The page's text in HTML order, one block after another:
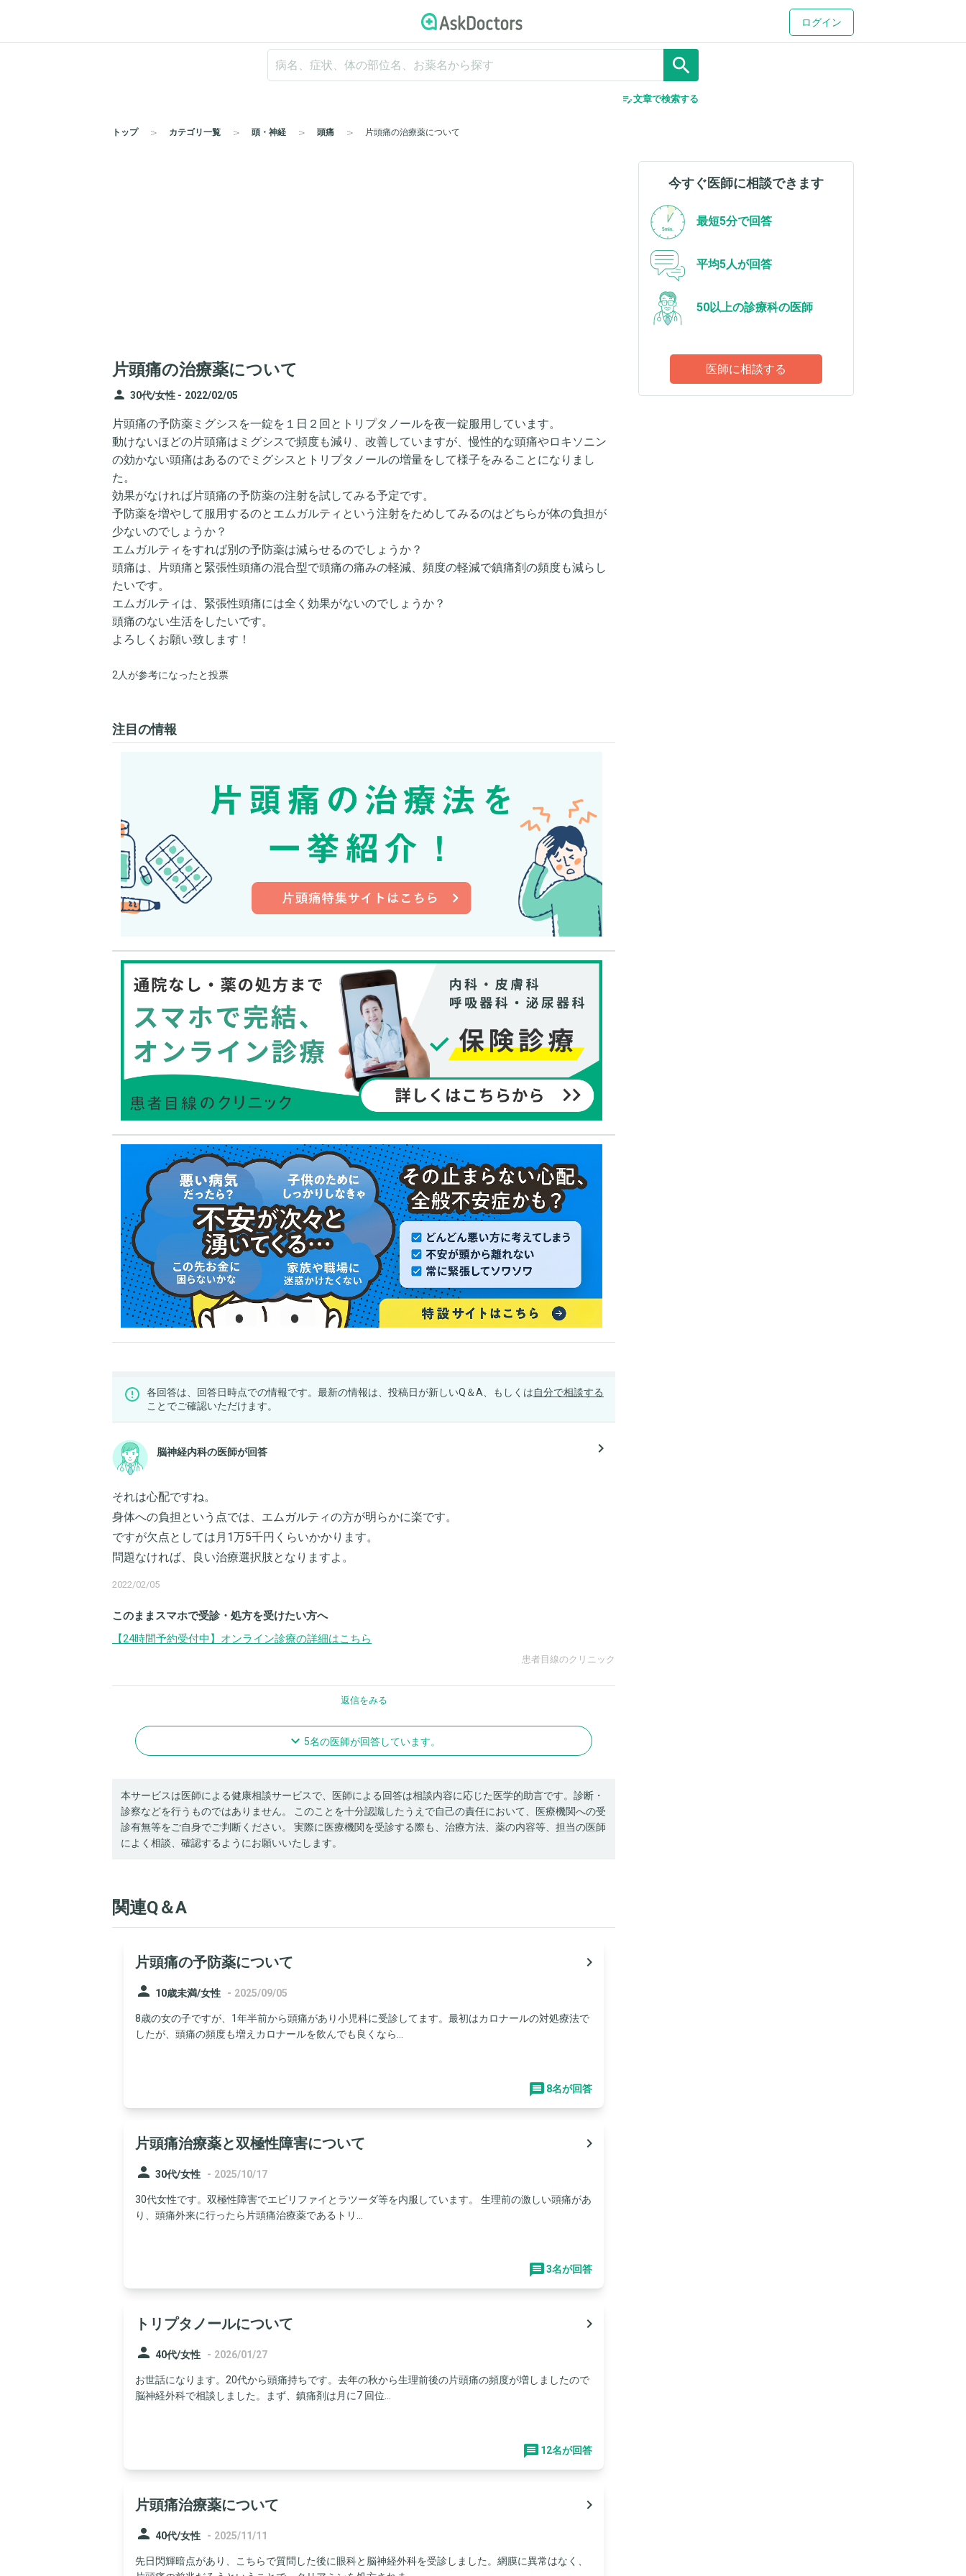
ログイン
search
edit_note文章で検索する
トップ カテゴリ一覧 頭・神経 頭痛 片頭痛の治療薬について
片頭痛の治療薬について
person 30代/女性 - 2022/02/05
片頭痛の予防薬ミグシスを一錠を１日２回とトリプタノールを夜一錠服用しています。
動けないほどの片頭痛はミグシスで頻度も減り、改善していますが、慢性的な頭痛やロキソニン
の効かない頭痛はあるのでミグシスとトリプタノールの増量をして様子をみることになりまし
た。
効果がなければ片頭痛の予防薬の注射を試してみる予定です。
予防薬を増やして服用するのとエムガルティという注射をためしてみるのはどちらが体の負担が
少ないのでしょうか？
エムガルティをすれば別の予防薬は減らせるのでしょうか？
頭痛は、片頭痛と緊張性頭痛の混合型で頭痛の痛みの軽減、頻度の軽減で鎮痛剤の頻度も減らし
たいです。
エムガルティは、緊張性頭痛には全く効果がないのでしょうか？
頭痛のない生活をしたいです。
よろしくお願い致します！
2人が参考になったと投票
注目の情報
各回答は、回答日時点での情報です。最新の情報は、投稿日が新しいQ＆A、もしくは自分で相談する
ことでご確認いただけます。
脳神経内科の医師が回答 navigate_next
それは心配ですね。
身体への負担という点では、エムガルティの方が明らかに楽です。
ですが欠点としては月1万5千円くらいかかります。
問題なければ、良い治療選択肢となりますよ。
2022/02/05
このままスマホで受診・処方を受けたい方へ
【24時間予約受付中】オンライン診療の詳細はこちら
患者目線のクリニック
navigate_next 5名の医師が回答しています。
本サービスは医師による健康相談サービスで、医師による回答は相談内容に応じた医学的助言です。診断・
診察などを行うものではありません。 このことを十分認識したうえで自己の責任において、医療機関への受
診有無等をご自身でご判断ください。 実際に医療機関を受診する際も、治療方法、薬の内容等、担当の医師
によく相談、確認するようにお願いいたします。
関連Q＆A
片頭痛の予防薬について
navigate_next
person 10歳未満/女性 - 2025/09/05
8歳の女の子ですが、1年半前から頭痛があり小児科に受診してます。最初はカロナールの対処療法で
したが、頭痛の頻度も増えカロナールを飲んでも良くなら...
8名が回答
片頭痛治療薬と双極性障害について
navigate_next
person 30代/女性 - 2025/10/17
30代女性です。双極性障害でエビリファイとラツーダ等を内服しています。 生理前の激しい頭痛があ
り、頭痛外来に行ったら片頭痛治療薬であるトリ...
3名が回答
トリプタノールについて
navigate_next
person 40代/女性 - 2026/01/27
お世話になります。20代から頭痛持ちです。去年の秋から生理前後の片頭痛の頻度が増しましたので
脳神経外科で相談しました。まず、鎮痛剤は月に7 回位...
12名が回答
片頭痛治療薬について
navigate_next
person 40代/女性 - 2025/11/11
先日閃輝暗点があり、こちらで質問した後に眼科と脳神経外科を受診しました。網膜に異常はなく、
今すぐ医師に相談できます
最短5分で回答
平均5人が回答
50以上の診療科の医師
医師に相談する